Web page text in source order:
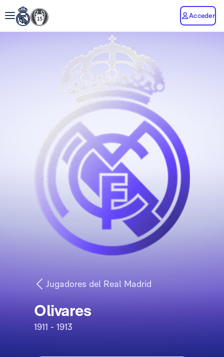
Acceder
Jugadores del Real Madrid
Olivares
1911 - 1913